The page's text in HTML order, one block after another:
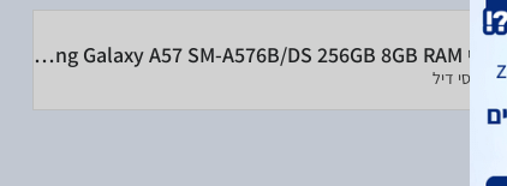
סמסונג גלקסי Samsung Galaxy A57 SM-A576B/DS 256GB 8GB RAM
ב-אל סי דיל